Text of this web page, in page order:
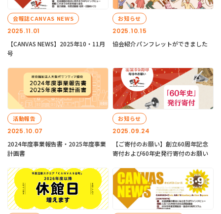
2025.11.01
会報誌CANVAS NEWS
【CANVAS NEWS】2025年10・11月
号
2025.10.15
お知らせ
協会紹介パンフレットができました
2025.10.07
活動報告
2024年度事業報告書・2025年度事業
計画書
2025.09.24
お知らせ
【ご寄付のお願い】創立60周年記念
寄付および60年史発行寄付のお願い